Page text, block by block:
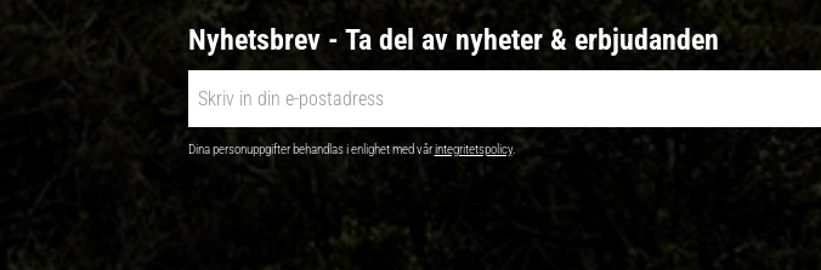
Nyhetsbrev - Ta del av nyheter & erbjudanden
Dina personuppgifter behandlas i enlighet med vårintegritetspolicy.